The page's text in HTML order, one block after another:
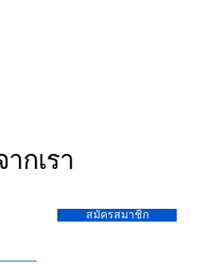
กเรา
สมัครสมาชิก